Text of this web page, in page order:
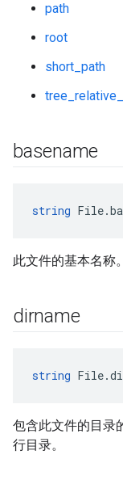
path
root
short_path
basename
string
此文件的基本名称
dirname
string
包含此文件的目录
行目录。